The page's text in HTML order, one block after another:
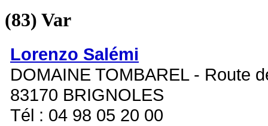
(83) Var
Lorenzo Salémi
DOMAINE TOMBAREL - Route
83170 BRIGNOLES
Tél : 04 98 05 20 00